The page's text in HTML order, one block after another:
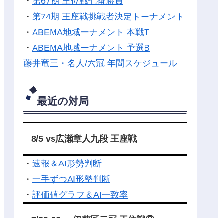
・ 第74期 王座戦挑戦者決定トーナメント
・ ABEMA地域ーナメント 本戦T
・ ABEMA地域ーナメント 予選B
藤井竜王・名人/六冠 年間スケジュール
最近の対局
8/5 vs広瀬章人九段 王座戦
・ 速報＆AI形勢判断
・ 一手ずつAI形勢判断
・ 評価値グラフ＆AI一致率